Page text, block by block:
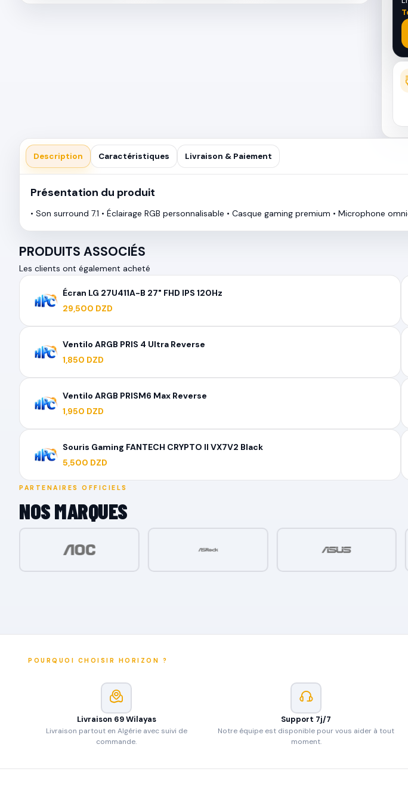
Description Caractéristiques Livraison & Paiement
Présentation du produit
• Son surround 7.1 • Éclairage RGB personnalisable • Casque gaming premium • Microphone
PRODUITS ASSOCIÉS
Les clients ont également acheté
Écran LG 27U411A-B 27" FHD IPS 120Hz
29,500 DZD
Ventilo ARGB PRIS 4 Ultra Reverse
1,850 DZD
Ventilo ARGB PRISM6 Max Reverse
1,950 DZD
Souris Gaming FANTECH CRYPTO II VX7V2 Black
5,500 DZD
PARTENAIRES OFFICIELS
NOS MARQUES
POURQUOI CHOISIR HORIZON ?
Livraison 69 Wilayas
Livraison partout en Algérie avec suivi de
commande.
Support 7j/7
Notre équipe est disponible pour vous aider à tout
moment.